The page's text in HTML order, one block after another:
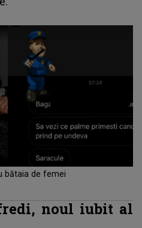
bătaia de femei
noul iubit al